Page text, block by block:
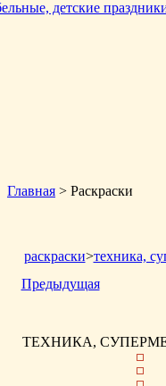
Главная > Раскраски
раскраски>техника,
Предыдущая
ТЕХНИКА,